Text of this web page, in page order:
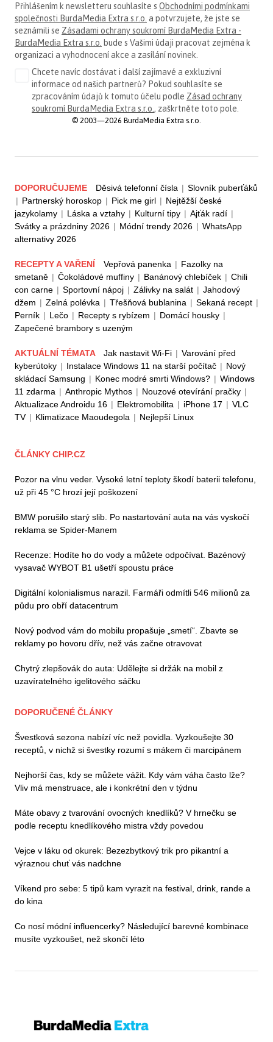
Přihlášením k newsletteru souhlasíte s Obchodními podmínkami
společnosti BurdaMedia Extra s.r.o. a potvrzujete, že jste se
seznámili se Zásadami ochrany soukromí BurdaMedia Extra -
BurdaMedia Extra s.r.o. bude s Vašimi údaji pracovat zejména k
organizaci a vyhodnocení akce a zasílání novinek.
Chcete navíc dostávat i další zajímavé a exkluzivní
informace od našich partnerů? Pokud souhlasíte se
zpracováním údajů k tomuto účelu podle Zásad ochrany
soukromí BurdaMedia Extra s.r.o. , zaškrtněte toto pole.
© 2003—2026 BurdaMedia Extra s.r.o.
DOPORUČUJEME Děsivá telefonní čísla | Slovník puberťáků
| Partnerský horoskop | Pick me girl | Nejtěžší české
jazykolamy | Láska a vztahy | Kulturní tipy | Ajťák radí |
Svátky a prázdniny 2026 | Módní trendy 2026 | WhatsApp
alternativy 2026
RECEPTY A VAŘENÍ Vepřová panenka | Fazolky na
smetaně | Čokoládové muffiny | Banánový chlebíček | Chili
con carne | Sportovní nápoj | Zálivky na salát | Jahodový
džem | Zelná polévka | Třešňová bublanina | Sekaná recept |
Perník | Lečo | Recepty s rybízem | Domácí housky |
Zapečené brambory s uzeným
AKTUÁLNÍ TÉMATA Jak nastavit Wi-Fi | Varování před
kyberútoky | Instalace Windows 11 na starší počítač | Nový
skládací Samsung | Konec modré smrti Windows? | Windows
11 zdarma | Anthropic Mythos | Nouzové otevírání pračky |
Aktualizace Androidu 16 | Elektromobilita | iPhone 17 | VLC
TV | Klimatizace Maoudegola | Nejlepší Linux
ČLÁNKY CHIP.CZ
Pozor na vlnu veder. Vysoké letní teploty škodí baterii telefonu,
už při 45 °C hrozí její poškození
BMW porušilo starý slib. Po nastartování auta na vás vyskočí
reklama se Spider-Manem
Recenze: Hodíte ho do vody a můžete odpočívat. Bazénový
vysavač WYBOT B1 ušetří spoustu práce
Digitální kolonialismus narazil. Farmáři odmítli 546 milionů za
půdu pro obří datacentrum
Nový podvod vám do mobilu propašuje „smetí“. Zbavte se
reklamy po hovoru dřív, než vás začne otravovat
Chytrý zlepšovák do auta: Udělejte si držák na mobil z
uzavíratelného igelitového sáčku
DOPORUČENÉ ČLÁNKY
Švestková sezona nabízí víc než povidla. Vyzkoušejte 30
receptů, v nichž si švestky rozumí s mákem či marcipánem
Nejhorší čas, kdy se můžete vážit. Kdy vám váha často lže?
Vliv má menstruace, ale i konkrétní den v týdnu
Máte obavy z tvarování ovocných knedlíků? V hrnečku se
podle receptu knedlíkového mistra vždy povedou
Vejce v láku od okurek: Bezezbytkový trik pro pikantní a
výraznou chuť vás nadchne
Víkend pro sebe: 5 tipů kam vyrazit na festival, drink, rande a
do kina
Co nosí módní influencerky? Následující barevné kombinace
musíte vyzkoušet, než skončí léto